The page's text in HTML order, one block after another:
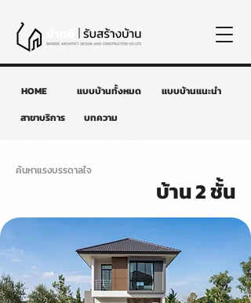
HOME แบบบ้านทั้งหมด
แบบบ้านแนะนำ
สาขาบริการ
บทความ
ค้นหาแรงบรรดาลใจ
บ้าน 2 ชั้น